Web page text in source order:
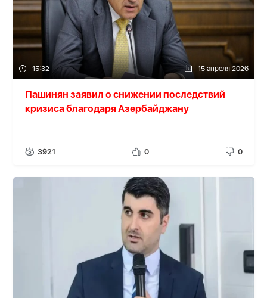
15:32 15 апреля 2026
Пашинян заявил о снижении последствий
кризиса благодаря Азербайджану
3921 0 0